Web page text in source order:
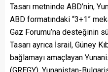
Tasarı metninde ABD’nin,
ABD formatındaki “3+1”
Gaz Forumu’na desteğinin
Tasarı ayrıca İsrail, Güney
bağlamayı amaçlayan